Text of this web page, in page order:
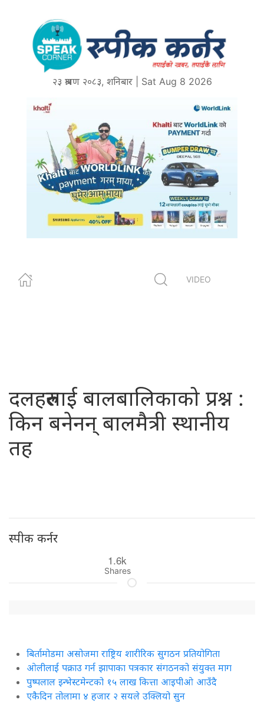
२३ श्रावण २०८३, शनिबार | Sat Aug 8 2026
VIDEO
दलहरुलाई बालबालिकाको प्रश्न :
किन बनेनन् बालमैत्री स्थानीय
तह
स्पीक कर्नर
1.6k
Shares
बिर्तामोडमा असोजमा राष्ट्रिय शारीरिक सुगठन प्रतियोगिता
ओलीलाई पक्राउ गर्न झापाका पत्रकार संगठनको संयुक्त माग
पुष्पलाल इन्भेस्टमेन्टको १५ लाख कित्ता आइपीओ आउँदै
एकैदिन तोलामा ४ हजार २ सयले उक्लियो सुन